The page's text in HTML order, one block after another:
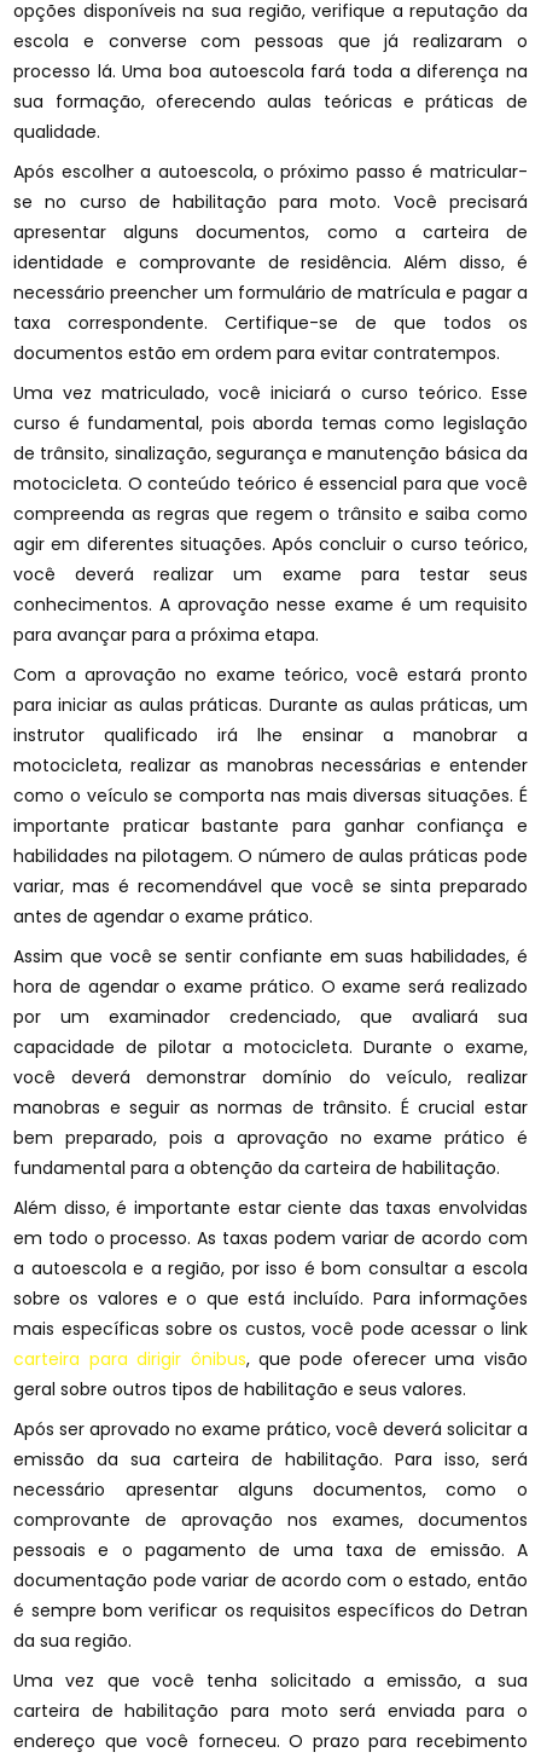
opções disponíveis na sua região, verifique a reputação da
escola e converse com pessoas que já realizaram o
processo lá. Uma boa autoescola fará toda a diferença na
sua formação, oferecendo aulas teóricas e práticas de
qualidade.
Após escolher a autoescola, o próximo passo é matricular-
se no curso de habilitação para moto. Você precisará
apresentar alguns documentos, como a carteira de
identidade e comprovante de residência. Além disso, é
necessário preencher um formulário de matrícula e pagar a
taxa correspondente. Certifique-se de que todos os
documentos estão em ordem para evitar contratempos.
Uma vez matriculado, você iniciará o curso teórico. Esse
curso é fundamental, pois aborda temas como legislação
de trânsito, sinalização, segurança e manutenção básica da
motocicleta. O conteúdo teórico é essencial para que você
compreenda as regras que regem o trânsito e saiba como
agir em diferentes situações. Após concluir o curso teórico,
você deverá realizar um exame para testar seus
conhecimentos. A aprovação nesse exame é um requisito
para avançar para a próxima etapa.
Com a aprovação no exame teórico, você estará pronto
para iniciar as aulas práticas. Durante as aulas práticas, um
instrutor qualificado irá lhe ensinar a manobrar a
motocicleta, realizar as manobras necessárias e entender
como o veículo se comporta nas mais diversas situações. É
importante praticar bastante para ganhar confiança e
habilidades na pilotagem. O número de aulas práticas pode
variar, mas é recomendável que você se sinta preparado
antes de agendar o exame prático.
Assim que você se sentir confiante em suas habilidades, é
hora de agendar o exame prático. O exame será realizado
por um examinador credenciado, que avaliará sua
capacidade de pilotar a motocicleta. Durante o exame,
você deverá demonstrar domínio do veículo, realizar
manobras e seguir as normas de trânsito. É crucial estar
bem preparado, pois a aprovação no exame prático é
fundamental para a obtenção da carteira de habilitação.
Além disso, é importante estar ciente das taxas envolvidas
em todo o processo. As taxas podem variar de acordo com
a autoescola e a região, por isso é bom consultar a escola
sobre os valores e o que está incluído. Para informações
mais específicas sobre os custos, você pode acessar o link
carteira para dirigir ônibus, que pode oferecer uma visão
geral sobre outros tipos de habilitação e seus valores.
Após ser aprovado no exame prático, você deverá solicitar a
emissão da sua carteira de habilitação. Para isso, será
necessário apresentar alguns documentos, como o
comprovante de aprovação nos exames, documentos
pessoais e o pagamento de uma taxa de emissão. A
documentação pode variar de acordo com o estado, então
é sempre bom verificar os requisitos específicos do Detran
da sua região.
Uma vez que você tenha solicitado a emissão, a sua
carteira de habilitação para moto será enviada para o
endereço que você forneceu. O prazo para recebimento